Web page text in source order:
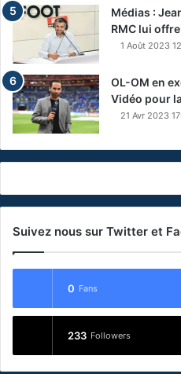
Médias :
RMC lui
1 Août 2023
OL-OM en
Vidéo pour
21 Avr 2023
Suivez nous sur Twitter et
0 Fans
233 Followers